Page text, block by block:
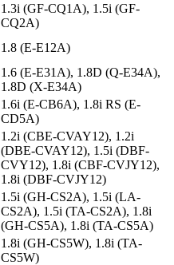
1.3i (GF-CQ1A), 1.5i (GF-
CQ2A)
1.8 (E-E12A)
1.6 (E-E31A), 1.8D (Q-E34A),
1.8D (X-E34A)
1.6i (E-CB6A), 1.8i RS (E-
CD5A)
1.2i (CBE-CVAY12), 1.2i
(DBE-CVAY12), 1.5i (DBF-
CVY12), 1.8i (CBF-CVJY12),
1.8i (DBF-CVJY12)
1.5i (GH-CS2A), 1.5i (LA-
CS2A), 1.5i (TA-CS2A), 1.8i
(GH-CS5A), 1.8i (TA-CS5A)
1.8i (GH-CS5W), 1.8i (TA-
CS5W)